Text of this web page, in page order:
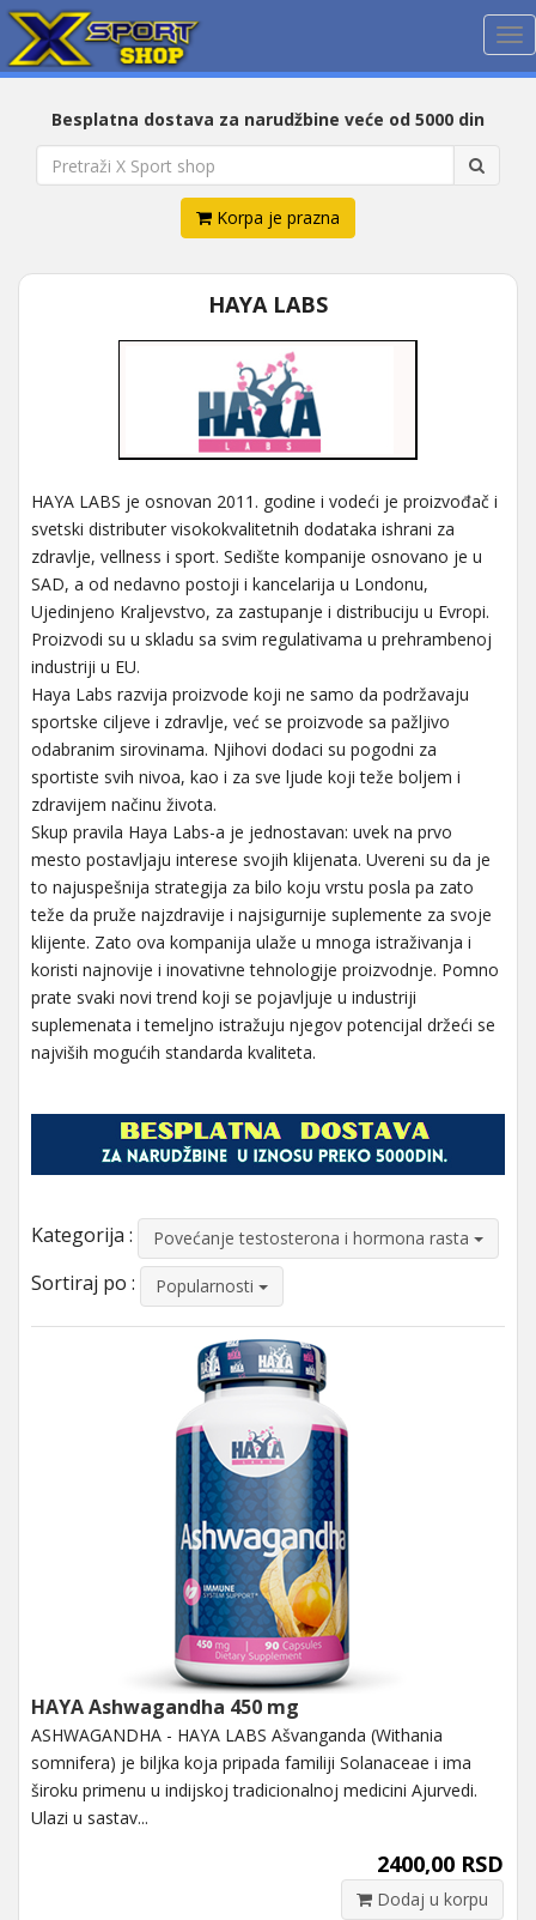
Besplatna dostava za narudžbine veće od 5000 din
Korpa je prazna
HAYA LABS
HAYA LABS je osnovan 2011. godine i vodeći je proizvođač i
svetski distributer visokokvalitetnih dodataka ishrani za
zdravlje, vellness i sport. Sedište kompanije osnovano je u
SAD, a od nedavno postoji i kancelarija u Londonu,
Ujedinjeno Kraljevstvo, za zastupanje i distribuciju u Evropi.
Proizvodi su u skladu sa svim regulativama u prehrambenoj
industriji u EU.
Haya Labs razvija proizvode koji ne samo da podržavaju
sportske ciljeve i zdravlje, već se proizvode sa pažljivo
odabranim sirovinama. Njihovi dodaci su pogodni za
sportiste svih nivoa, kao i za sve ljude koji teže boljem i
zdravijem načinu života.
Skup pravila Haya Labs-a je jednostavan: uvek na prvo
mesto postavljaju interese svojih klijenata. Uvereni su da je
to najuspešnija strategija za bilo koju vrstu posla pa zato
teže da pruže najzdravije i najsigurnije suplemente za svoje
klijente. Zato ova kompanija ulaže u mnoga istraživanja i
koristi najnovije i inovativne tehnologije proizvodnje. Pomno
prate svaki novi trend koji se pojavljuje u industriji
suplemenata i temeljno istražuju njegov potencijal držeći se
najviših mogućih standarda kvaliteta.
Kategorija : Povećanje testosterona i hormona rasta
Sortiraj po : Popularnosti
HAYA Ashwagandha 450 mg
ASHWAGANDHA - HAYA LABS Ašvanganda (Withania
somnifera) je biljka koja pripada familiji Solanaceae i ima
široku primenu u indijskoj tradicionalnoj medicini Ajurvedi.
Ulazi u sastav...
2400,00 RSD
Dodaj u korpu